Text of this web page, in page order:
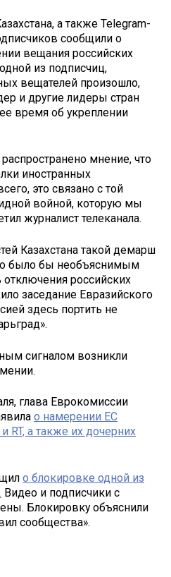
а также Telegram-
сообщили о
вещания российских
из подписчиц,
вещателей произошло,
и другие лидеры стран
время об укреплении
мнение, что
иностранных
это связано с той
войной, которую мы
журналист телеканала.
Казахстана такой демарш
было бы необъяснимым
российских
заседание Евразийского
здесь портить не
сигналом возникли
глава Еврокомиссии
о намерении ЕС
RT, а также их дочерних
о блокировке одной из
Видео и подписчики с
Блокировку объяснили
сообщества».